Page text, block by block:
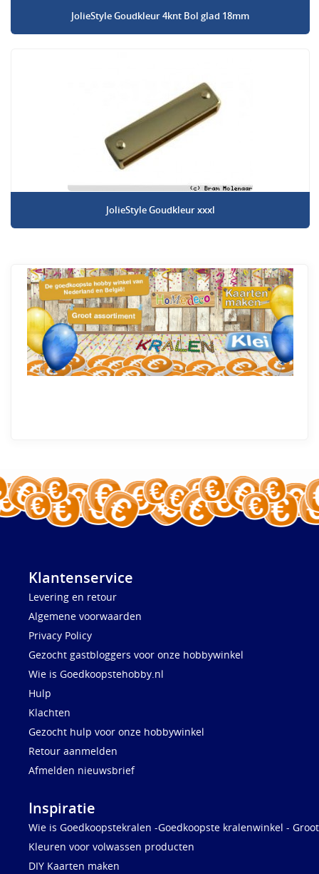
JolieStyle Goudkleur 4knt Bol glad 18mm
JolieStyle Goudkleur xxxl
Klantenservice
Levering en retour
Algemene voorwaarden
Privacy Policy
Gezocht gastbloggers voor onze hobbywinkel
Wie is Goedkoopstehobby.nl
Hulp
Klachten
Gezocht hulp voor onze hobbywinkel
Retour aanmelden
Afmelden nieuwsbrief
Inspiratie
Wie is Goedkoopstekralen -Goedkoopste kralenwinkel -
Kleuren voor volwassen producten
DIY Kaarten maken